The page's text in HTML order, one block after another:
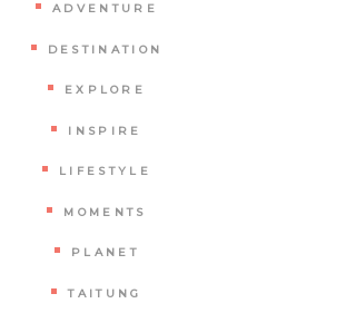
ADVENTURE
DESTINATION
EXPLORE
INSPIRE
LIFESTYLE
MOMENTS
PLANET
TAITUNG